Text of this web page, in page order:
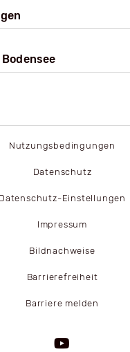
Nutzungsbedingungen
Datenschutz
Datenschutz-Einstellungen
Impressum
Bildnachweise
Barrierefreiheit
Barriere melden